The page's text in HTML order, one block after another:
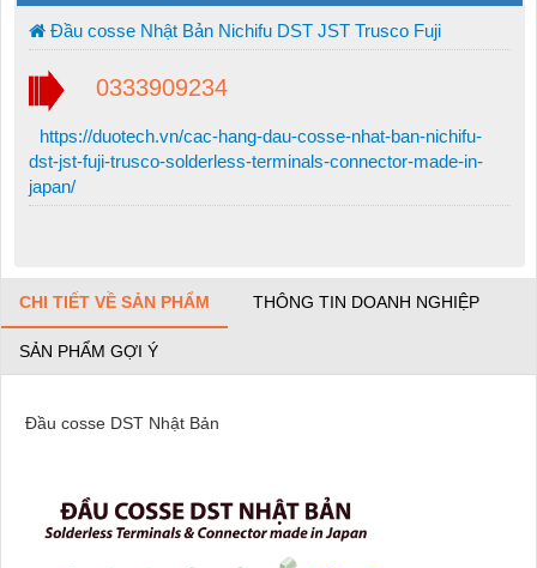
Đầu cosse Nhật Bản Nichifu DST JST Trusco Fuji
0333909234
https://duotech.vn/cac-hang-dau-cosse-nhat-ban-nichifu-
dst-jst-fuji-trusco-solderless-terminals-connector-made-in-
japan/
CHI TIẾT VỀ SẢN PHẨM THÔNG TIN DOANH NGHIỆP
SẢN PHẨM GỢI Ý
Đầu cosse DST Nhật Bản